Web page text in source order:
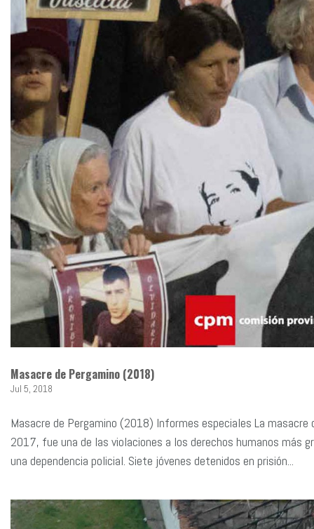
Masacre de Pergamino (2018)
Jul 5, 2018
Masacre de Pergamino (2018) Informes especiales La masacre
2017, fue una de las violaciones a los derechos humanos más
una dependencia policial. Siete jóvenes detenidos en prisión...